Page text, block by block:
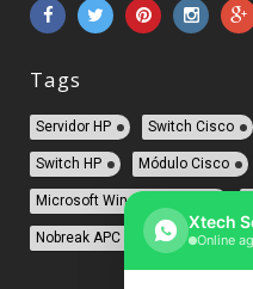
Tags
Servidor HP Switch Cisco
Switch HP Módulo Cisco
Microsoft Windows Server
Nobreak APC Rack APC
Xtech
Online